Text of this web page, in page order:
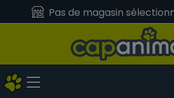
Pas de magasin